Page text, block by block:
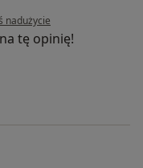
użytkownika Ewa
nadużycie
tę opinię!